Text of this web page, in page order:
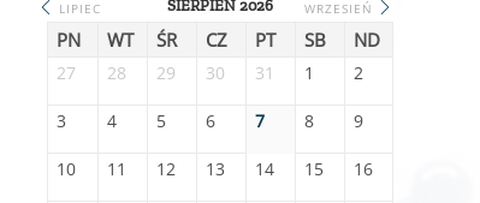
LIPIEC SIERPIEŃ 2026 WRZESIEŃ
PN WT ŚR CZ PT SB ND
27 28 29 30 31 1 2
3 4 5 6 7 8 9
10 11 12 13 14 15 16